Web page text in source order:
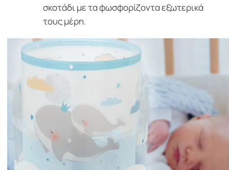
σκοτάδι με τα φωσφορίζοντα εξωτερικά
τους μέρη.